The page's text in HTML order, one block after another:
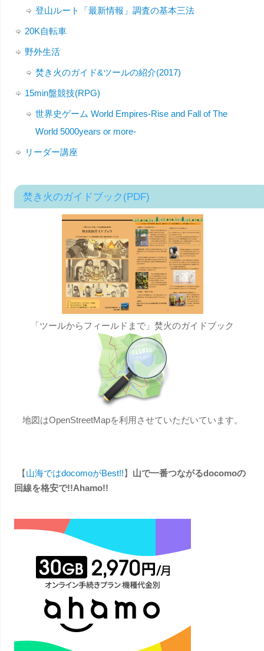
登山ルート「最新情報」調査の基本三法
20K自転車
野外生活
焚き火のガイド&ツールの紹介(2017)
15min盤競技(RPG)
世界史ゲーム World Empires-Rise and Fall of The
World 5000years or more-
リーダー講座
焚き火のガイドブック(PDF)
「ツールからフィールドまで」焚火のガイドブック
地図はOpenStreetMapを利用させていただいています。
【山海ではdocomoがBest!!】 山で一番つながるdocomoの
回線を格安で!!Ahamo!!